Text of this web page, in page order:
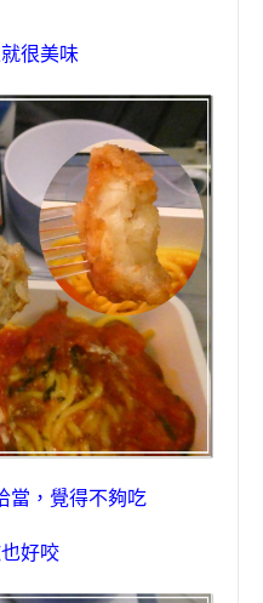
很美味
當，覺得不夠吃
好咬